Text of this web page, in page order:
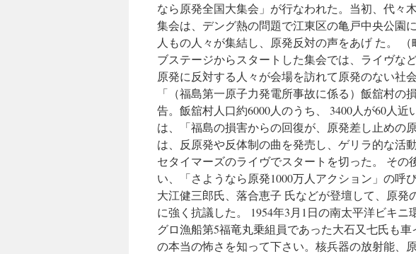
なら原発全国大集会」が行なわれた。当初、代々
集会は、デング熱の問題で江東区の亀戸中央公園
人もの人々が集結し、原発反対の声をあげ た。
ブステージからスタートした集会では、ライヴな
原発に反対する人々が会場を訪れて原発のない社
「（福島第一原子力発電所事故に係る）飯舘村の
告。飯舘村人口約6000人のうち、 3400人が60人
は、「福島の損害からの回復が、原発差し止めの
は、反原発や反体制の曲を発売し、ゲリラ的な活
セタイマーズのライヴでスタートを切った。 そ
い、「さようなら原発1000万人アクション」の呼
大江健三郎氏、落合恵子 氏などが登壇して、原
に強く抗議した。 1954年3月1日の南太平洋ビキ
グロ漁船第5福竜丸乗組員であった大石又七氏も
の本当の怖さを知って下さい。核兵器の放射能、